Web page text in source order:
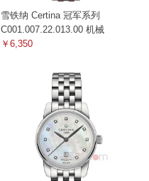
雪铁纳 Certina 冠军系列
C001.007.22.013.00 机械
￥6,350